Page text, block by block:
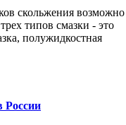
скольжения возможно
типов смазки - это
полужидкостная